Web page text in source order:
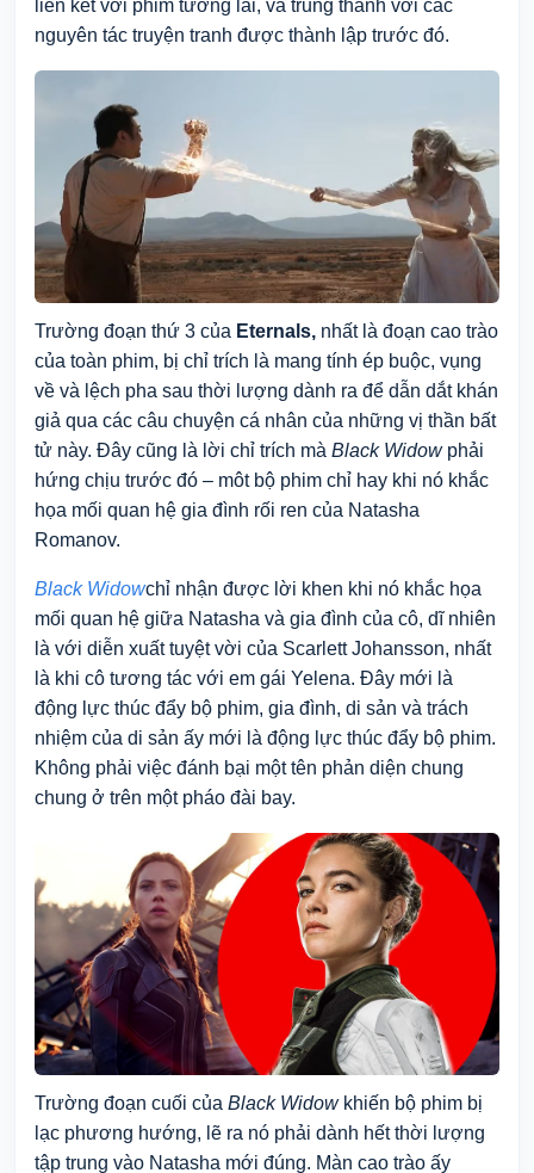
liên kết với phim tương lai, và trung thành với các
nguyên tác truyện tranh được thành lập trước đó.
Trường đoạn thứ 3 của Eternals, nhất là đoạn cao trào
của toàn phim, bị chỉ trích là mang tính ép buộc, vụng
về và lệch pha sau thời lượng dành ra để dẫn dắt khán
giả qua các câu chuyện cá nhân của những vị thần bất
tử này. Đây cũng là lời chỉ trích mà Black Widow phải
hứng chịu trước đó – môt bộ phim chỉ hay khi nó khắc
họa mối quan hệ gia đình rối ren của Natasha
Romanov.
Black Widowchỉ nhận được lời khen khi nó khắc họa
mối quan hệ giữa Natasha và gia đình của cô, dĩ nhiên
là với diễn xuất tuyệt vời của Scarlett Johansson, nhất
là khi cô tương tác với em gái Yelena. Đây mới là
động lực thúc đẩy bộ phim, gia đình, di sản và trách
nhiệm của di sản ấy mới là động lực thúc đẩy bộ phim.
Không phải việc đánh bại một tên phản diện chung
chung ở trên một pháo đài bay.
Trường đoạn cuối của Black Widow khiến bộ phim bị
lạc phương hướng, lẽ ra nó phải dành hết thời lượng
tập trung vào Natasha mới đúng. Màn cao trào ấy